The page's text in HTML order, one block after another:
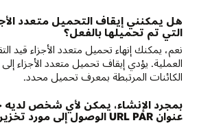
هل يمكنني إيقاف التحميل متعدد
التي تم تحميلها بالفعل؟
نعم، يمكنك إنهاء تحميل متعدد الأجزاء قيد
العملية. يؤدي إيقاف تحميل متعدد الأجزاء
الكائنات المرتبطة بمعرف تحميل محدد.
بمجرد الإنشاء، يمكن لأي شخص لديه
عنوان URL PAR الوصول إلى مورد تخزين الكائنات المحدد.